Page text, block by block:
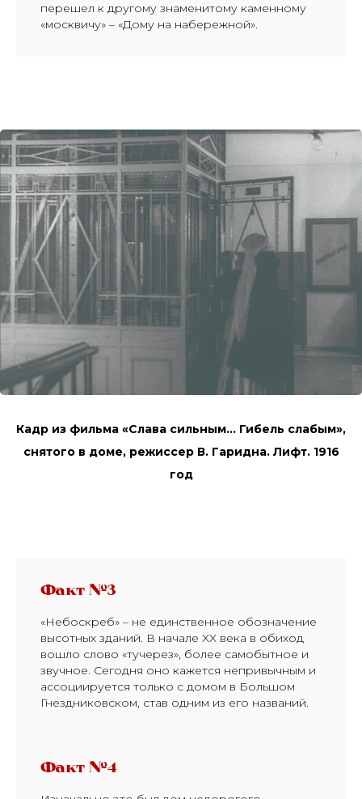
перешел к другому знаменитому каменному
«москвичу» – «Дому на набережной».
Кадр из фильма «Слава сильным… Гибель слабым»,
снятого в доме, режиссер В. Гаридна. Лифт. 1916
год
Факт №3
«Небоскреб» – не единственное обозначение
высотных зданий. В начале XX века в обиход
вошло слово «тучерез», более самобытное и
звучное. Сегодня оно кажется непривычным и
ассоциируется только с домом в Большом
Гнездниковском, став одним из его названий.
Факт №4